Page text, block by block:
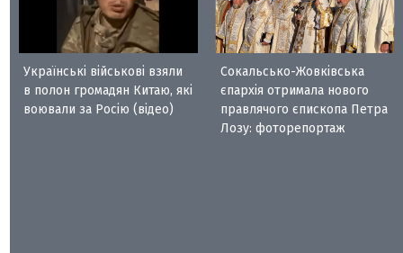
Українські військові взяли
в полон громадян Китаю, які
воювали за Росію (відео)
Сокальсько-Жовківська
єпархія отримала нового
правлячого єпископа Петра
Лозу: фоторепортаж